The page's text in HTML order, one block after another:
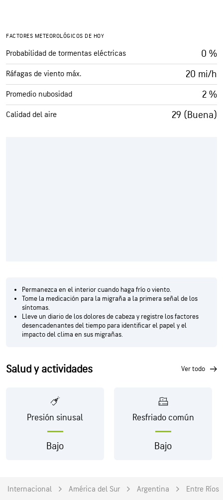
FACTORES METEOROLÓGICOS DE HOY
Probabilidad de tormentas eléctricas 0 %
Ráfagas de viento máx. 20 mi/h
Promedio nubosidad 2 %
Calidad del aire 29 (Buena)
Permanezca en el interior cuando haga frío o viento.
Tome la medicación para la migraña a la primera señal de los
síntomas.
Lleve un diario de los dolores de cabeza y registre los factores
desencadenantes del tiempo para identificar el papel y el
impacto del clima en sus migrañas.
Salud y actividades ver todo
Presión sinusal
Bajo
Resfriado común
Bajo
Internacional América del Sur Argentina Entre Ríos